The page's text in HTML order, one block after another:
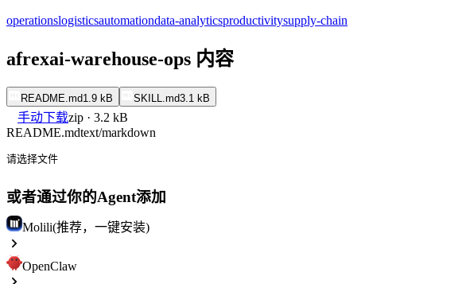
operationslogisticsautomationdata-analyticsproductivitysupply-chain
afrexai-warehouse-ops 内容
README.md1.9 kB SKILL.md3.1 kB
手动下载zip · 3.2 kB
README.mdtext/markdown
请选择文件
或者通过你的Agent添加
Molili(推荐，一键安装)
OpenClaw